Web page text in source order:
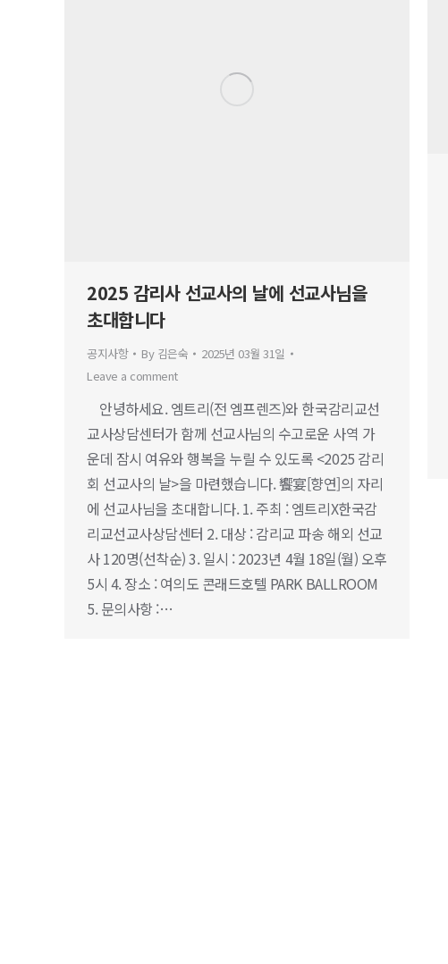
2025 감리사 선교사의 날에 선교사님을
초대합니다
공지사항 By 김은숙
2025년 03월 31일
Leave a comment
안녕하세요. 엠트리(전 엠프렌즈)와 한국감리교선
교사상담센터가 함께 선교사님의 수고로운 사역 가
운데 잠시 여유와 행복을 누릴 수 있도록 <2025 감리
회 선교사의 날>을 마련했습니다. 饗宴[향연]의 자리
에 선교사님을 초대합니다. 1. 주최 : 엠트리X한국감
리교선교사상담센터 2. 대상 : 감리교 파송 해외 선교
사 120명(선착순) 3. 일시 : 2023년 4월 18일(월) 오후
5시 4. 장소 : 여의도 콘래드호텔 PARK BALLROOM
5. 문의사항 :…